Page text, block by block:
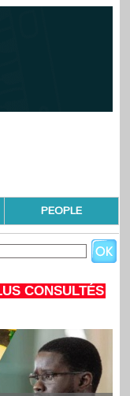
PEOPLE
CONSULTÉS